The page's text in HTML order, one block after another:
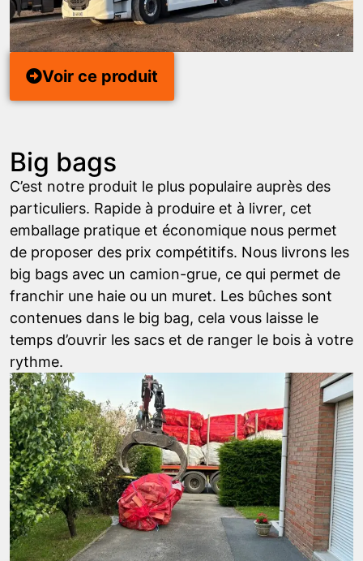
Voir ce produit
Big bags
C’est notre produit le plus populaire auprès des
particuliers. Rapide à produire et à livrer, cet
emballage pratique et économique nous permet
de proposer des prix compétitifs. Nous livrons les
big bags avec un camion-grue, ce qui permet de
franchir une haie ou un muret. Les bûches sont
contenues dans le big bag, cela vous laisse le
temps d’ouvrir les sacs et de ranger le bois à votre
rythme.